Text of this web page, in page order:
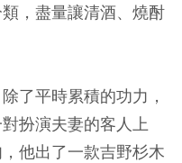
，盡量讓清酒、燒酎
了平時累積的功力，
扮演夫妻的客人上
他出了一款吉野杉木